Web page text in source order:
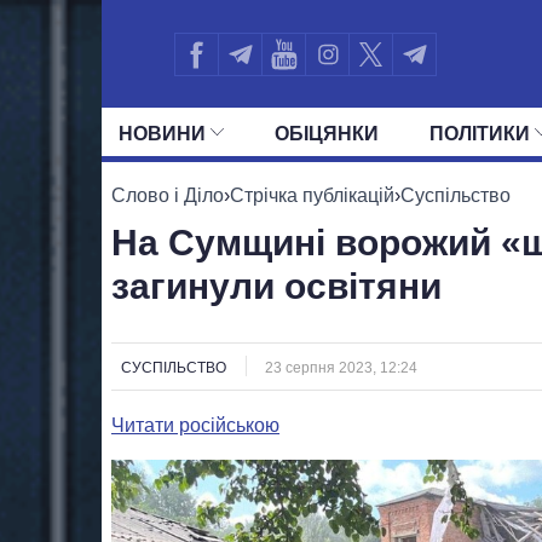
НОВИНИ ОБIЦЯНКИ ПОЛIТИКИ
УСІ ПОЛІТИКИ ПРЕЗИДЕНТ І ОФІС
Слово і Діло›Стрічка публікацій›Суспільство
На Сумщині ворожий
загинули освітяни
СУСПІЛЬСТВО 23 серпня 2023, 12:24
Читати російською